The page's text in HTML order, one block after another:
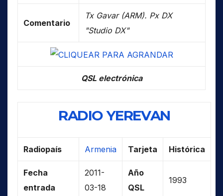
Comentario
Tx Gavar (ARM). Px DX
"Studio DX"
QSL electrónica
RADIO YEREVAN
Radiopaís Armenia Tarjeta Histórica
Fecha
entrada
2011-
03-18
Año
QSL
1993